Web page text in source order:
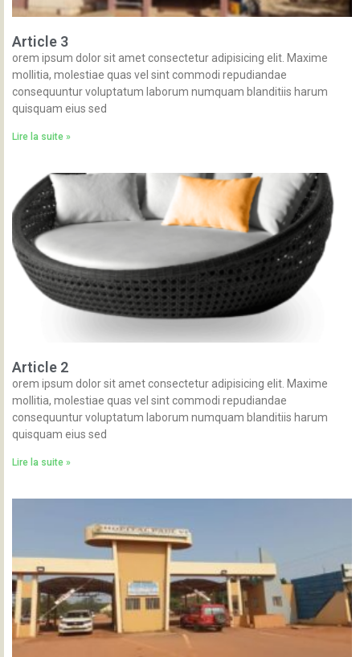
Article 3
orem ipsum dolor sit amet consectetur adipisicing elit. Maxime
mollitia, molestiae quas vel sint commodi repudiandae
consequuntur voluptatum laborum numquam blanditiis harum
quisquam eius sed
Lire la suite »
Article 2
orem ipsum dolor sit amet consectetur adipisicing elit. Maxime
mollitia, molestiae quas vel sint commodi repudiandae
consequuntur voluptatum laborum numquam blanditiis harum
quisquam eius sed
Lire la suite »